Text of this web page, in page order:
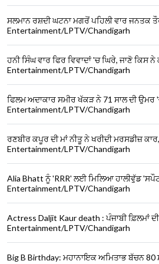
ਸਲਮਾਨ ਰਸ਼ਦੀ ਘਟਨਾ ਮਗਰੋਂ ਪਹਿਲੀ ਵਾਰ ਜਨਤਕ
Entertainment/LPTV/Chandigarh
ਹਨੀ ਸਿੰਘ ਵਾਰ ਫਿਰ ਵਿਵਾਦਾਂ 'ਚ ਘਿਰੇ, ਜਾਣੋ ਕਿਸ
Entertainment/LPTV/Chandigarh
ਫਿਲਮ ਅਦਾਕਾਰ ਸਮੀਰ ਖੱਕੜ ਨੇ 71 ਸਾਲ ਦੀ ਉਮਰ
Entertainment/LPTV/Chandigarh
ਰਣਬੀਰ ਕਪੂਰ ਦੀ ਮਾਂ ਨੀਤੂ ਨੇ ਖਰੀਦੀ ਮਰਸਡੀਜ਼
Entertainment/LPTV/Chandigarh
Alia Bhatt ਨੂੰ 'RRR' ਲਈ ਮਿਲਿਆ ਹਾਲੀਵੁੱਡ
Entertainment/LPTV/Chandigarh
Actress Daljit Kaur death : ਪੰਜਾਬੀ ਫ਼ਿਲਮਾਂ
Entertainment/LPTV/Chandigarh
Big B Birthday: ਮਹਾਨਾਇਕ ਅਮਿਤਾਭ ਬੱਚਨ